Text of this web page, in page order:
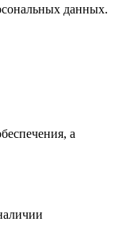
данных.
а